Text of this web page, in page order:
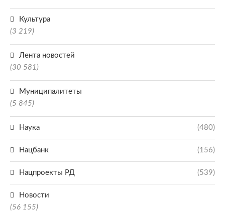
Культура
(3 219)
Лента новостей
(30 581)
Муниципалитеты
(5 845)
Наука (480)
Нацбанк (156)
Нацпроекты РД (539)
Новости
(56 155)